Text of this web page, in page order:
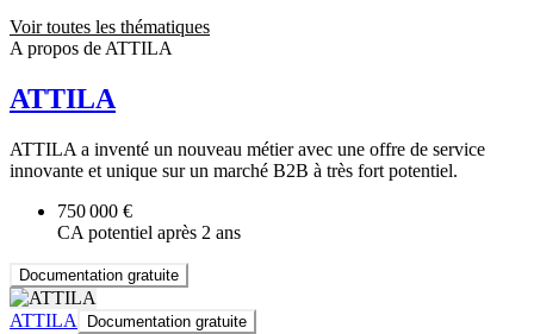
Voir toutes les thématiques
A propos de ATTILA
ATTILA
ATTILA a inventé un nouveau métier avec une offre de service
innovante et unique sur un marché B2B à très fort potentiel.
750 000 €
CA potentiel après 2 ans
Documentation gratuite
ATTILA Documentation gratuite